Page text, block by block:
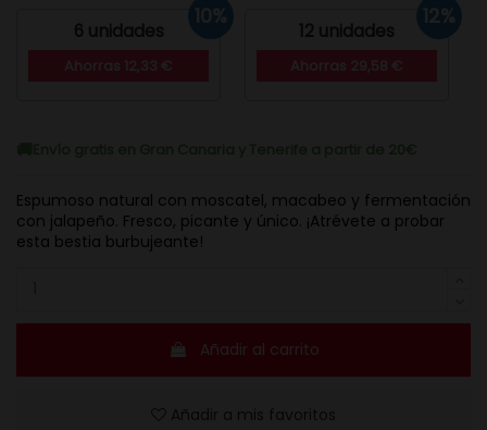
6 unidades
10%
12 unidades
12%
Espumoso natural con moscatel, macabeo y fermentación
con jalapeño. Fresco, picante y único. ¡Atrévete a probar
esta bestia burbujeante!
Añadir al carrito